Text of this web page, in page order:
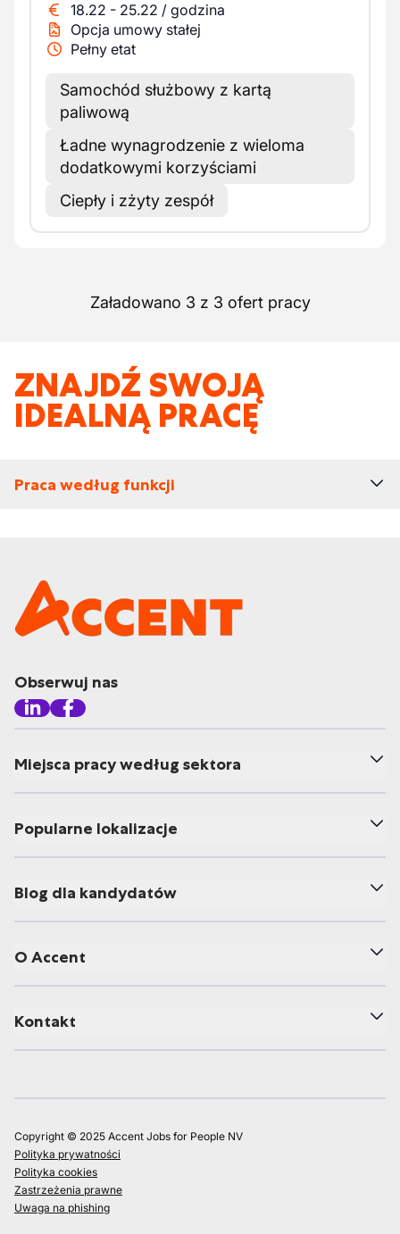
18.22 - 25.22 / godzina
Opcja umowy stałej
Pełny etat
Samochód służbowy z kartą
paliwową
Ładne wynagrodzenie z wieloma
dodatkowymi korzyściami
Ciepły i zżyty zespół
Załadowano 3 z 3 ofert pracy
ZNAJDŹ SWOJĄ
IDEALNĄ PRACĘ
Praca według funkcji
Obserwuj nas
Miejsca pracy według sektora
Popularne lokalizacje
Blog dla kandydatów
O Accent
Kontakt
Copyright © 2025 Accent Jobs for People NV
Polityka prywatności
Polityka cookies
Zastrzeżenia prawne
Uwaga na phishing